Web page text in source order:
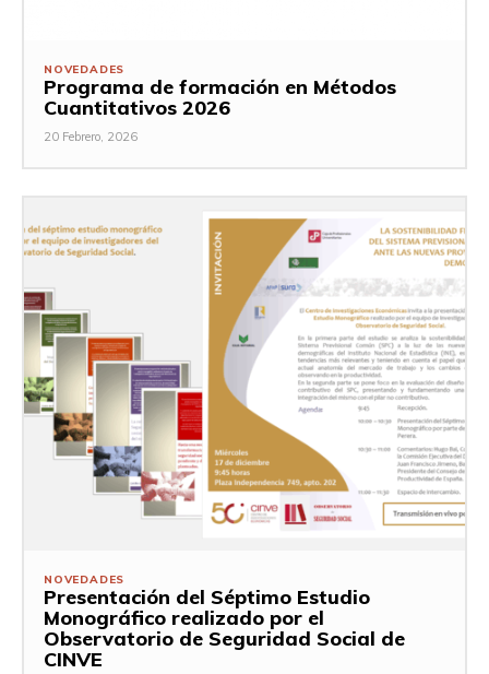
NOVEDADES
Programa de formación en Métodos
Cuantitativos 2026
20 Febrero, 2026
NOVEDADES
Presentación del Séptimo Estudio
Monográfico realizado por el
Observatorio de Seguridad Social de
CINVE